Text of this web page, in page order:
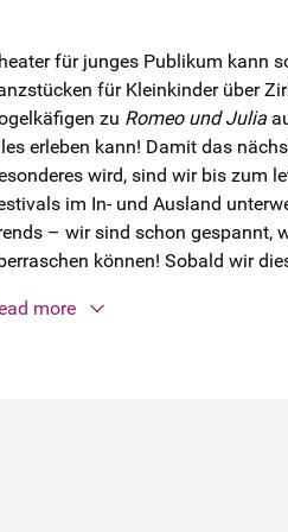
für junges Publikum kann
für Kleinkinder über
zu Romeo und Julia
erleben kann! Damit das
wird, sind wir bis zum
im In- und Ausland
– wir sind schon gespannt,
können! Sobald wir
more